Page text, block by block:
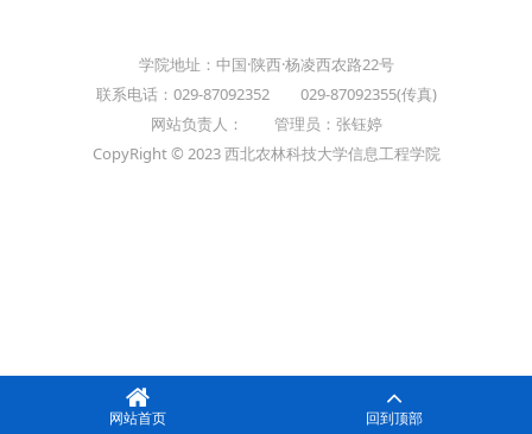
学院地址：中国·陕西·杨凌西农路22号
联系电话：029-87092352 029-87092355(传真)
网站负责人： 管理员：张钰婷
CopyRight © 2023 西北农林科技大学信息工程学院
网站首页 回到顶部